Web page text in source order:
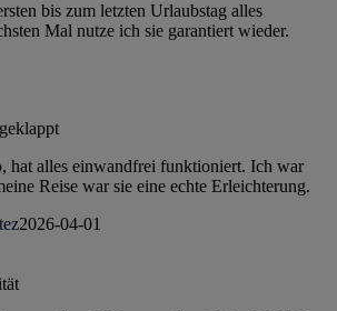
bis zum letzten Urlaubstag alles
Mal nutze ich sie garantiert wieder.
hat alles einwandfrei funktioniert. Ich war
Reise war sie eine echte Erleichterung.
2026-04-01